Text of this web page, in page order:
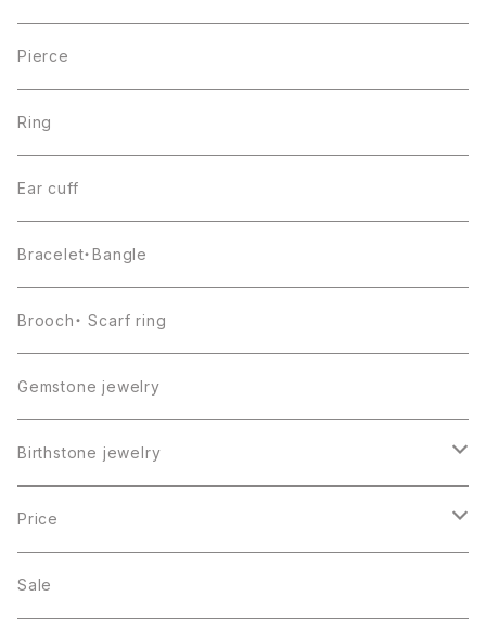
Pierce
Ring
Ear cuff
Bracelet・Bangle
Brooch・ Scarf ring
Gemstone jewelry
Birthstone jewelry
１月・ガーネット
２月・アメジスト
Price
～5000円
Sale